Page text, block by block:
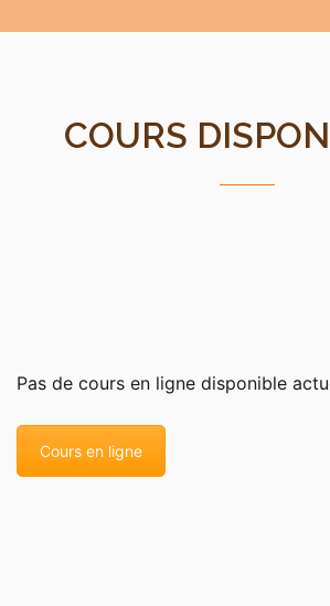
COURS
Pas de cours en ligne disponible
Cours en ligne